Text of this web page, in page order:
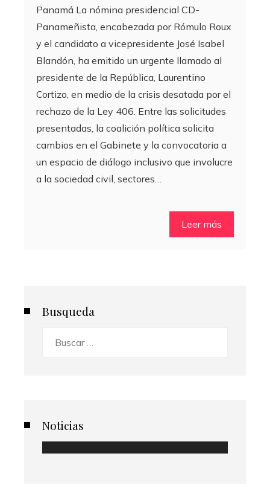
Panamá La nómina presidencial CD-
Panameñista, encabezada por Rómulo Roux
y el candidato a vicepresidente José Isabel
Blandón, ha emitido un urgente llamado al
presidente de la República, Laurentino
Cortizo, en medio de la crisis desatada por el
rechazo de la Ley 406. Entre las solicitudes
presentadas, la coalición política solicita
cambios en el Gabinete y la convocatoria a
un espacio de diálogo inclusivo que involucre
a la sociedad civil, sectores…
Leer más
Busqueda
Noticias